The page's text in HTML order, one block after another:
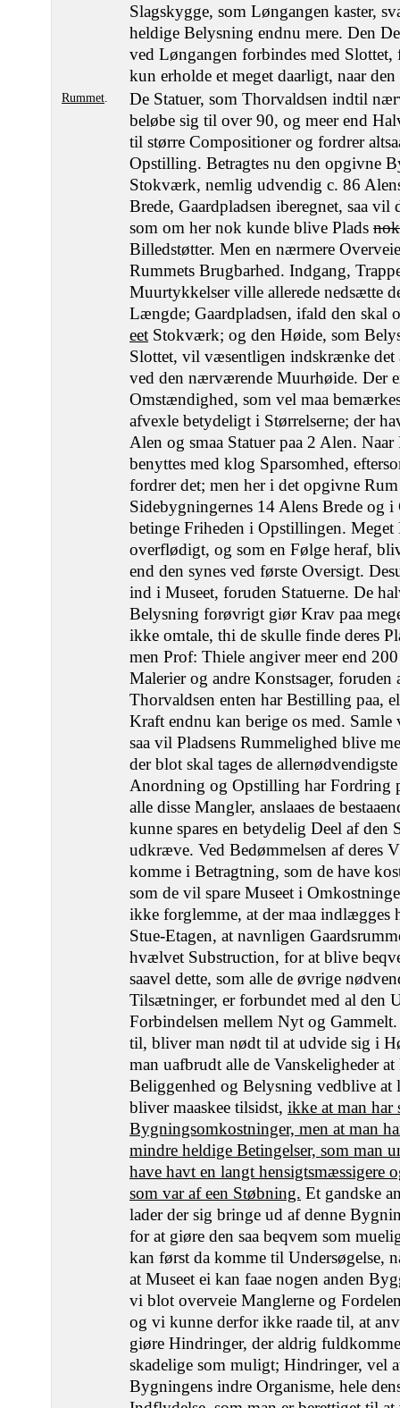
Slagskygge, som Løngangen kaster,
heldige Belysning endnu mere. Den
ved Løngangen forbindes med
kun erholde et meget daarligt, naar
Rummet.
De Statuer, som Thorvaldsen indtil
beløbe sig til over 90, og meer end
til større Compositioner og fordrer
Opstilling. Betragtes nu den opgivne
Stokværk, nemlig udvendig c. 86
Brede, Gaardpladsen iberegnet, saa vil
som om her nok kunde blive Plads nok
Billedstøtter. Men en nærmere
Rummets Brugbarhed. Indgang,
Muurtykkelser ville allerede nedsætte
Længde; Gaardpladsen, ifald den skal
eet Stokværk; og den Høide, som
Slottet, vil væsentligen indskrænke det
ved den nærværende Muurhøide. Der
Omstændighed, som vel maa
afvexle betydeligt i Størrelserne; der
Alen og smaa Statuer paa 2 Alen.
benyttes med klog Sparsomhed,
fordrer det; men her i det opgivne
Sidebygningernes 14 Alens Brede og
betinge Friheden i Opstillingen. Meget
overflødigt, og som en Følge heraf,
end den synes ved første Oversigt.
ind i Museet, foruden Statuerne. De
Belysning forøvrigt giør Krav paa
ikke omtale, thi de skulle finde deres
men Prof: Thiele angiver meer end
Malerier og andre Konstsager, foruden
Thorvaldsen enten har Bestilling paa,
Kraft endnu kan berige os med.
saa vil Pladsens Rummelighed blive
der blot skal tages de
Anordning og Opstilling har Fordring
alle disse Mangler, anslaaes de
kunne spares en betydelig Deel af den
udkræve. Ved Bedømmelsen af deres
komme i Betragtning, som de have
som de vil spare Museet i
ikke forglemme, at der maa
Stue-Etagen, at navnligen
hvælvet Substruction, for at blive
saavel dette, som alle de øvrige
Tilsætninger, er forbundet med al den
Forbindelsen mellem Nyt og
til, bliver man nødt til at udvide sig i
man uafbrudt alle de Vanskeligheder
Beliggenhed og Belysning vedblive at
bliver maaskee tilsidst, ikke at man har
Bygningsomkostninger, men at man
mindre heldige Betingelser, som man
have havt en langt hensigtsmæssigere
som var af een Støbning. Et gandske
lader der sig bringe ud af denne
for at giøre den saa beqvem som
kan først da komme til Undersøgelse,
at Museet ei kan faae nogen anden
vi blot overveie Manglerne og
og vi kunne derfor ikke raade til, at
giøre Hindringer, der aldrig
skadelige som muligt; Hindringer, vel
Bygningens indre Organisme, hele